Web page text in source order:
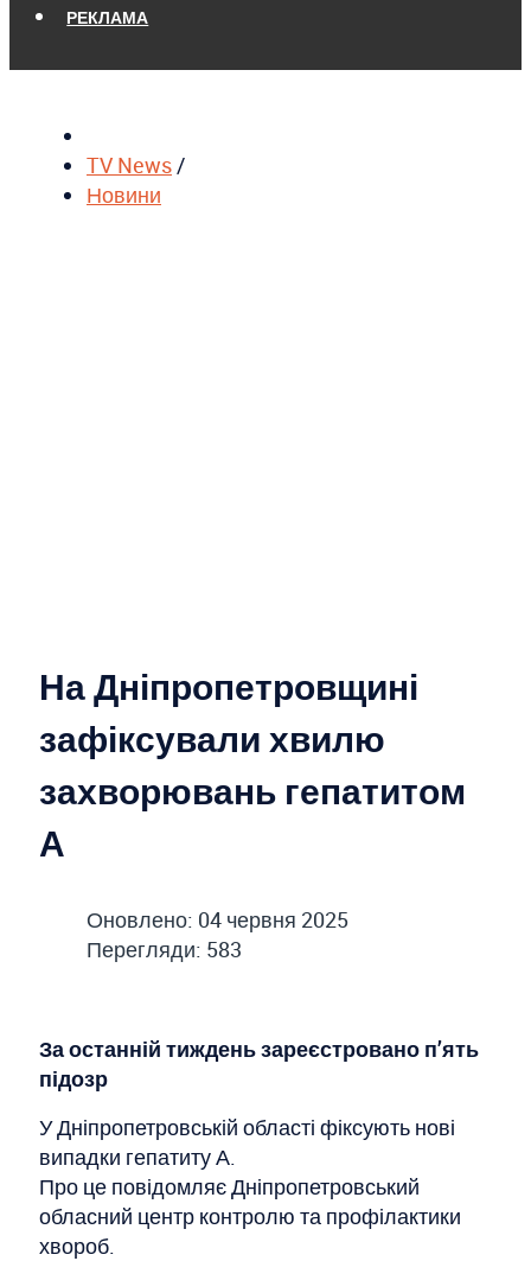
РЕКЛАМА
TV News/
Новини
На Дніпропетровщині
зафіксували хвилю
захворювань гепатитом
А
Оновлено: 04 червня 2025
Перегляди: 583
За останній тиждень зареєстровано п’ять
підозр
У Дніпропетровській області фіксують нові
випадки гепатиту А.
Про це повідомляє Дніпропетровський
обласний центр контролю та профілактики
хвороб.